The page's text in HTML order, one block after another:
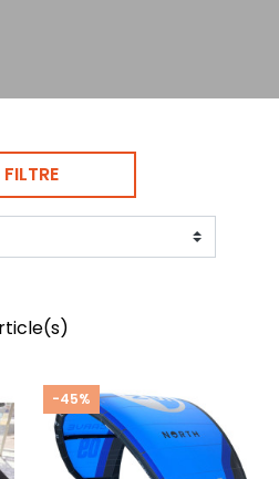
FILTRE
-45%